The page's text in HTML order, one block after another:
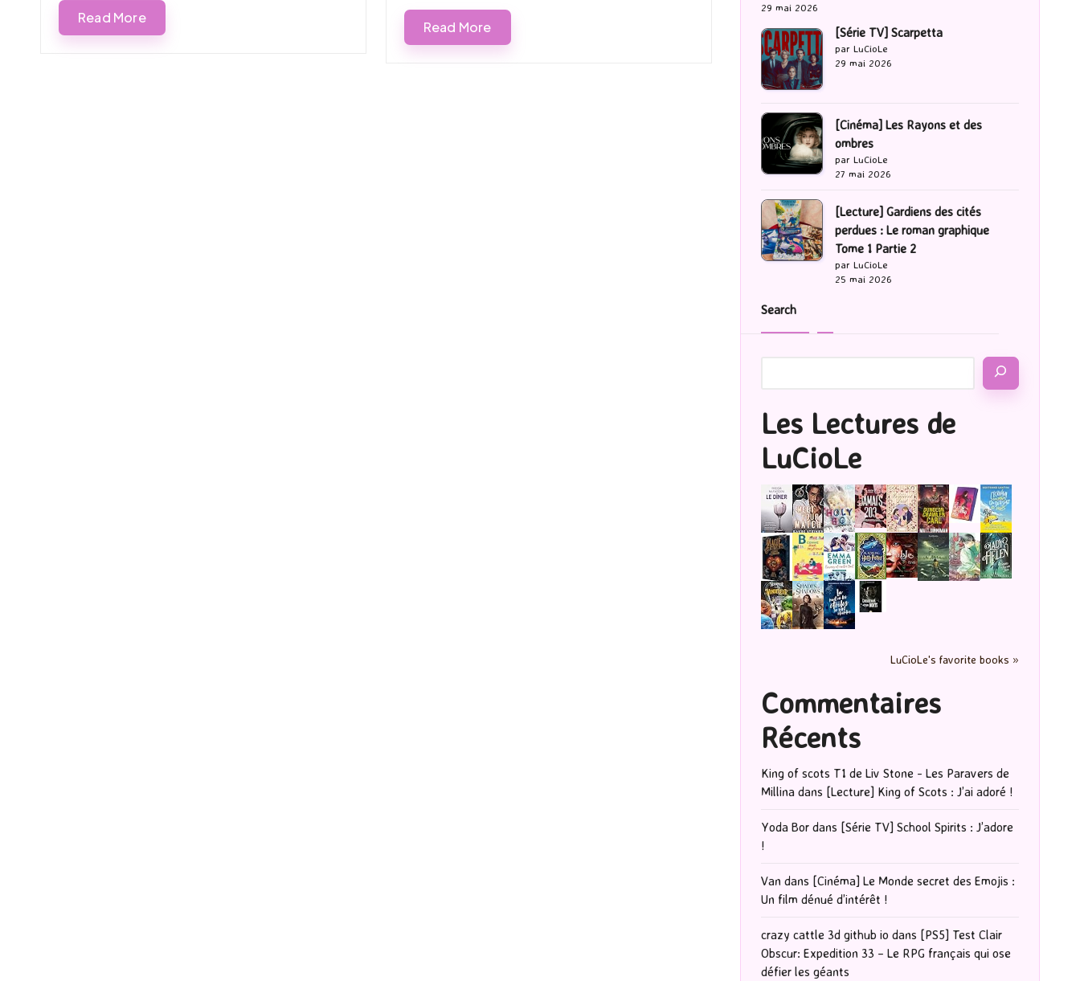
Read More
Read More
29 mai 2026
[Série TV] Scarpetta
par LuCioLe
29 mai 2026
[Cinéma] Les Rayons et des
ombres
par LuCioLe
27 mai 2026
[Lecture] Gardiens des cités
perdues : Le roman graphique
Tome 1 Partie 2
par LuCioLe
25 mai 2026
Search
Les Lectures de
LuCioLe
LuCioLe's favorite books »
Commentaires
Récents
King of scots T1 de Liv Stone - Les Paravers de
Millinadans [Lecture] King of Scots : J’ai adoré !
Yoda Bordans [Série TV] School Spirits : J’adore
!
Van dans [Cinéma] Le Monde secret des Emojis :
Un film dénué d’intérêt !
crazy cattle 3d github io dans [PS5] Test Clair
Obscur: Expedition 33 – Le RPG français qui ose
défier les géants